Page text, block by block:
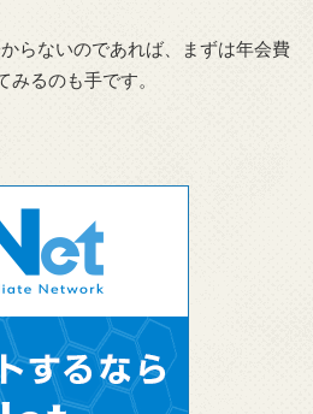
らないのであれば、まずは年会費
るのも手です。